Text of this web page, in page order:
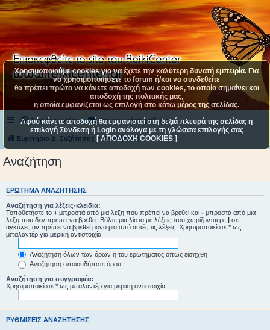
Συχνές ερωτήσεις Επικοινωνήστε μαζί μας
Ευρετήριο Δ. Συζήτησης Αναζήτηση
Αναζήτηση
ΕΡΏΤΗΜΑ ΑΝΑΖΉΤΗΣΗΣ
Αναζήτηση για λέξεις-κλειδιά:
Τοποθετήστε το + μπροστά από μια λέξη που πρέπει να βρεθεί και - μπροστά από μια
λέξη που δεν πρέπει να βρεθεί. Βάλτε μια λίστα με λέξεις που χωρίζονται με | σε
αγκύλες αν πρέπει να βρεθεί μόνο μια από αυτές τις λέξεις. Χρησιμοποιείστε * ως
μπαλαντέρ για μερική αντιστοιχία.
Αναζήτηση όλων των όρων ή του ερωτήματος όπως εισήχθη
Αναζήτηση οποιουδήποτε όρου
Αναζήτηση για συγγραφέα:
Χρησιμοποιείστε * ως μπαλαντέρ για μερική αντιστοιχία.
ΡΥΘΜΊΣΕΙΣ ΑΝΑΖΉΤΗΣΗΣ
Χρησιμοποιούμε cookies για να έχετε την καλύτερη δυνατή εμπειρία. Για
να χρησιμοποιήσετε το forum ή/και να συνδεθείτε
θα πρέπει πρώτα να κάνετε αποδοχή των cookies, το οποίο σημαίνει και
αποδοχή της πολιτικής μας,
η οποία εμφανίζεται ως επιλογή στο κάτω μέρος της σελίδας.
Αφού κάνετε αποδοχή θα εμφανιστεί στη δεξιά πλευρά της σελίδας η
επιλογή Σύνδεση ή Login ανάλογα με τη γλώσσα επιλογής σας
[ ΑΠΟΔΟΧΗ COOKIES ]